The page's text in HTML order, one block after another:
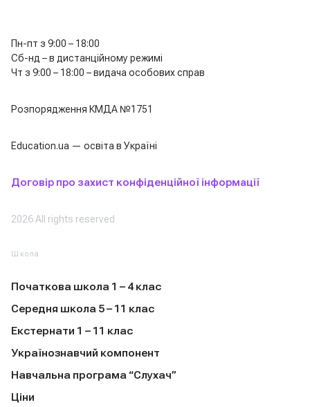
Пн-пт з 9:00 – 18:00
Сб-нд – в дистанційному режимі
Чт з 9:00 – 18:00 – видача особових справ
Розпорядження КМДА №1751
Education.ua — освіта в Україні
Договір про захист конфіденційної інформації
2026 All rights reserved
Школа
Початкова школа 1 – 4 клас
Середня школа 5 – 11 клас
Екстернати 1 – 11 клас
Українознавчий компонент
Навчальна програма “Слухач”
Ціни